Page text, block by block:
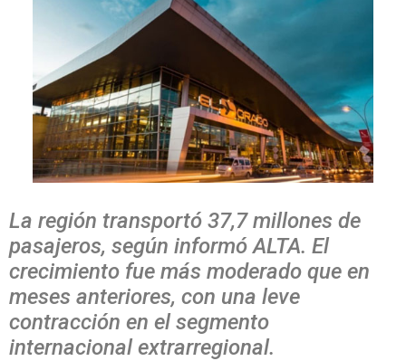
La región transportó 37,7 millones de
pasajeros, según informó ALTA. El
crecimiento fue más moderado que en
meses anteriores, con una leve
contracción en el segmento
internacional extrarregional.